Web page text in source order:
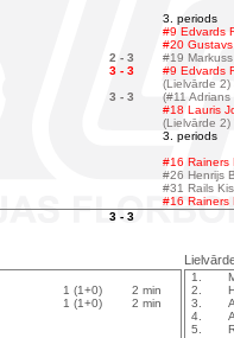
3. periods
#9 Edvards
#20
2 - 3
#19
3 - 3
#9 Edvards
(Lielvārde
3 - 3
(#11
#18 Lauris
(Lielvārde 2)
3. periods
#16 Rainers
#26 Henrijs
#31 Rails
#16 Rainers
3 - 3
1 (1+0)
2 min
1 (1+0)
2 min
1.
2.
3.
4.
5.